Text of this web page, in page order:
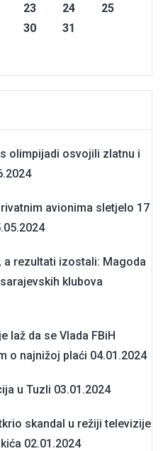
23 24
25
30 31
olimpijadi osvojili zlatnu i
avionima sletjelo 17
a rezultati izostali: Magoda
klubova
laž da se Vlada FBiH
o najnižoj plaći 04.01.2024
u Tuzli 03.01.2024
skandal u režiji televizije
02.01.2024